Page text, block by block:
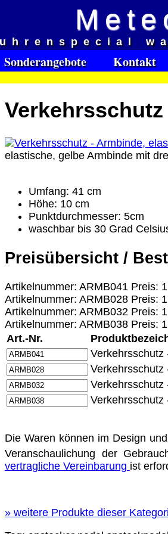
Sonderangebote Kontakt
elastische, gelbe Armbinde mit
Umfang: 41 cm
Höhe: 10 cm
Punktdurchmesser: 5cm
waschbar bis 30 Grad
Preisübersicht /
Artikelnummer: ARMB041 Preis:
Artikelnummer: ARMB028 Preis:
Artikelnummer: ARMB032 Preis:
Artikelnummer: ARMB038 Preis:
Art.-Nr.
Verkehrsschutz
Verkehrsschutz
Verkehrsschutz
Verkehrsschutz
Die Waren können im Design
Veranschaulichung der
vertragliche Vereinbarung ist
»weitere Produkte dieser
DHL Standard
Vorkasse:
€
(inkl. Schweiz)
20.00 €
20.00 €
erfolgt als
Paket.
vom Büro
von Ausstellungen:
Software
EU
keinen
Warenzeichen sind Eigentum
Blinden Hilfsmittel Vertrieb
O 85/98 - Haftung für Links
der gelinkten Seite ggf. mit
von diesen Inhalten
und machen uns
Unsere E-Mailadresse lautet:
Widerruf Datenschutz
Funktionalität bieten
the best possible functionality.